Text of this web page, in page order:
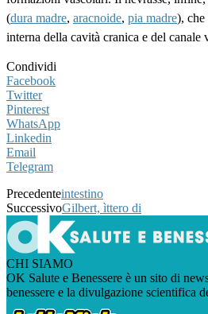
(dura madre, aracnoide, pia madre), che
interna della cavità cranica e del canale
Condividi
Facebook
Twitter
Pinterest
WhatsApp
Linkedin
Email
Telegram
Precedenteintestino
SuccessivoGilbert, ìttero di
CHI SIAMO
OK Salute e Benessere è un sito di
benessere e la divulgazione scientifica